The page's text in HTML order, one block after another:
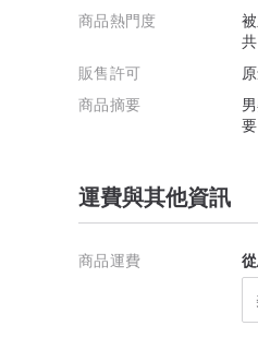
商品熱門度
販售許可
商品摘要
運費與其他資訊
商品運費